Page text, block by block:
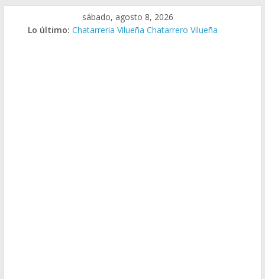
sábado, agosto 8, 2026
Lo último: Chatarreria Vilueña Chatarrero Vilueña